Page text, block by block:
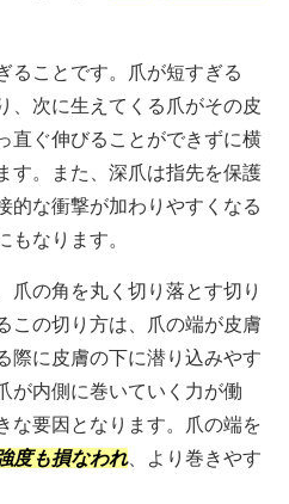
ることです。爪が短すぎる
、次に生えてくる爪がその皮
直ぐ伸びることができずに横
す。また、深爪は指先を保護
的な衝撃が加わりやすくなる
もなります。
爪の角を丸く切り落とす切り
この切り方は、爪の端が皮膚
際に皮膚の下に潜り込みやす
が内側に巻いていく力が働
な要因となります。爪の端を
度も損なわれ、より巻きやす